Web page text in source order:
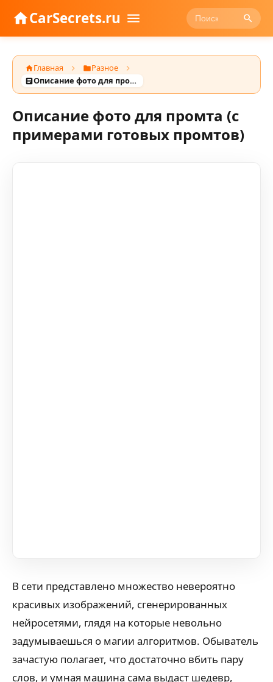
CarSecrets.ru
Главная
Разное
Описание фото для промта (с примерами готовых промтов)
Описание фото для промта (с
примерами готовых промтов)
В сети представлено множество невероятно
красивых изображений, сгенерированных
нейросетями, глядя на которые невольно
задумываешься о магии алгоритмов. Обыватель
зачастую полагает, что достаточно вбить пару
слов, и умная машина сама выдаст шедевр,